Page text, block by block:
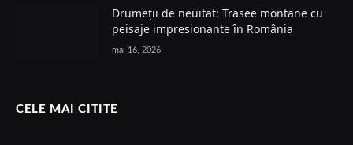
Drumeții de neuitat: Trasee montane cu
peisaje impresionante în România
mai 16, 2026
CELE MAI CITITE